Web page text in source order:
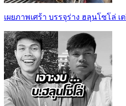
เผยภาพเศร้า บรรจุร่าง ฮลุนโซโล่